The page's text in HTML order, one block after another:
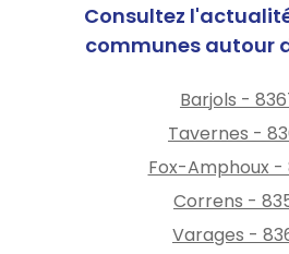
Consultez
communes autour
Barjols -
Tavernes -
Fox-Amphoux -
Correns -
Varages -